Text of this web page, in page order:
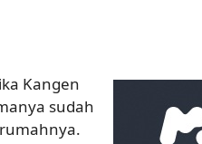
Kangen
sudah